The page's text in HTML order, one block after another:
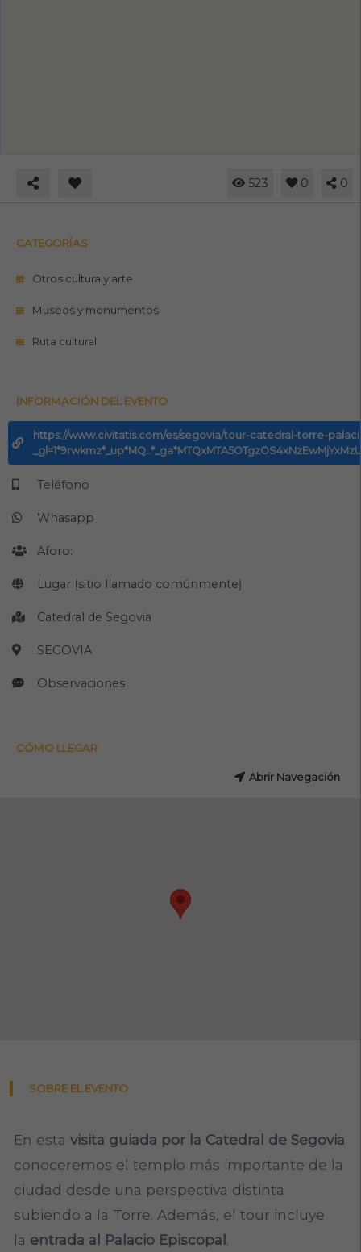
523 0 0
SOBRE EL EVENTO
En esta visita guiada por la Catedral de Segovia
conoceremos el templo más importante de la
ciudad desde una perspectiva distinta
subiendo a la Torre. Además, el tour incluye
la entrada al Palacio Episcopal.
CATEGORÍAS
Otros cultura y arte
Museos y monumentos
Ruta cultural
INFORMACIÓN DEL EVENTO
https://www.civitatis.com/es/segovia/tour-catedral-torre-
Teléfono
Whasapp
Aforo:
Lugar (sitio llamado comúnmente)
Catedral de Segovia
SEGOVIA
Observaciones
CÓMO LLEGAR
Abrir Navegación